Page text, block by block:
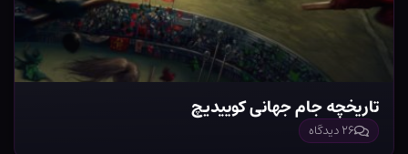
تاریخچه جام جهانی کوییدیچ
۲۶ دیدگاه